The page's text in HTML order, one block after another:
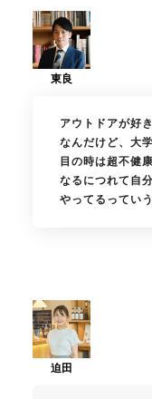
アウトドアが好
なんだけど、大
目の時は超不健
なるにつれて自
やってるってい